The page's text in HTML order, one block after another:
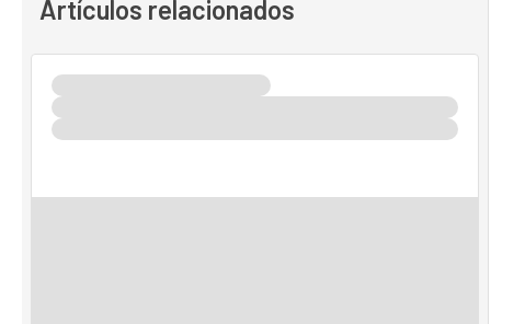
Artículos relacionados